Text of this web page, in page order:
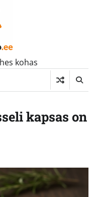
kohas
kapsas on